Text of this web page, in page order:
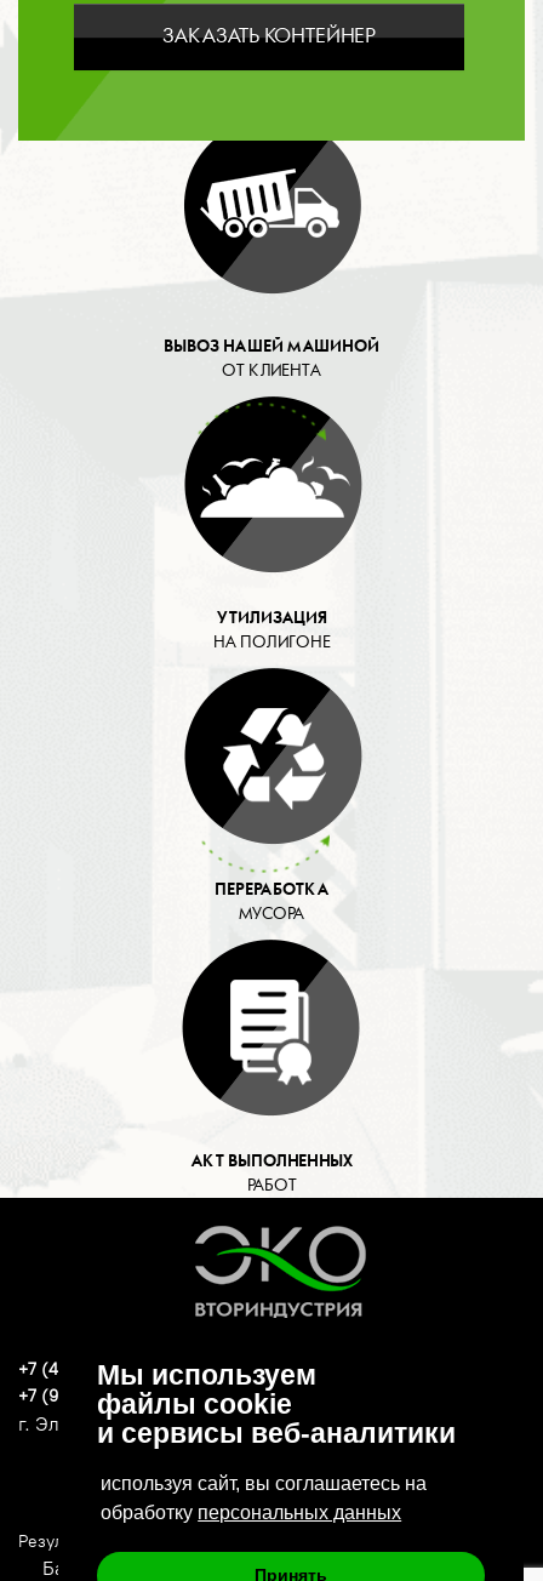
Мы используем
файлы cookie
и сервисы веб-аналитики
используя сайт, вы соглашаетесь на
обработку персональных данных
Принять
ВЫВОЗ НАШЕЙ МАШИНОЙ
ОТ КЛИЕНТА
УТИЛИЗАЦИЯ
НА ПОЛИГОНЕ
ПЕРЕРАБОТКА
МУСОРА
АКТ ВЫПОЛНЕННЫХ
РАБОТ
ЗАКАЗАТЬ КОНТЕЙНЕР
г. Электросталь, ул. Спортивная, д. 47А
ekoind93@yandex.ru
+7 (496) 570-37-15
+7 (919) 776-04-79
Банковские реквизиты
Результаты СОУТ